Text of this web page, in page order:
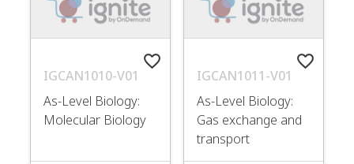
เข้าสู่ระบบ
ลงทะเบียน favorite_border
IGCAN1010-V01
As-Level Biology:
Molecular Biology
favorite_border
IGCAN1011-V01
As-Level Biology:
Gas exchange and
transport